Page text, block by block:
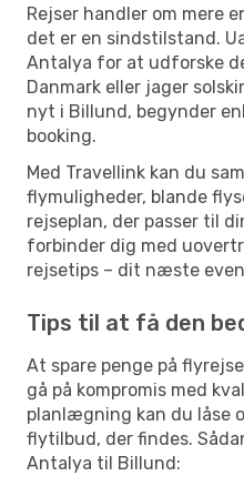
Rejser handler om mere
det er en sindstilstand.
Antalya for at udforske
Danmark eller jager
nyt i Billund, begynder
booking.
Med Travellink kan du
flymuligheder, blande
rejseplan, der passer til
forbinder dig med
rejsetips – dit næste
Tips til at få den
At spare penge på
gå på kompromis med
planlægning kan du låse
flytilbud, der findes.
Antalya til Billund: